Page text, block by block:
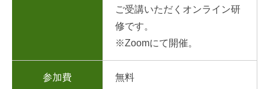
ご受講いただくオンライン研
修です。
※Zoomにて開催。
参加費 無料